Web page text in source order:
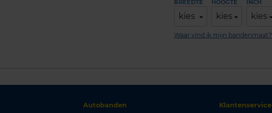
BREEDTE
kies
HOOGTE
kies
INCH
kies
Waar vind ik mijn bandenmaat?
Autobanden
Klantenservice